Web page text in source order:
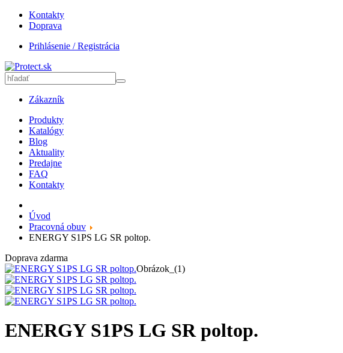
Kontakty
Doprava
Prihlásenie / Registrácia
Zákazník
Produkty
Katalógy
Blog
Aktuality
Predajne
FAQ
Kontakty
Úvod
Pracovná obuv
ENERGY S1PS LG SR poltop.
Doprava zdarma
Obrázok_(1)
ENERGY S1PS LG SR poltop.